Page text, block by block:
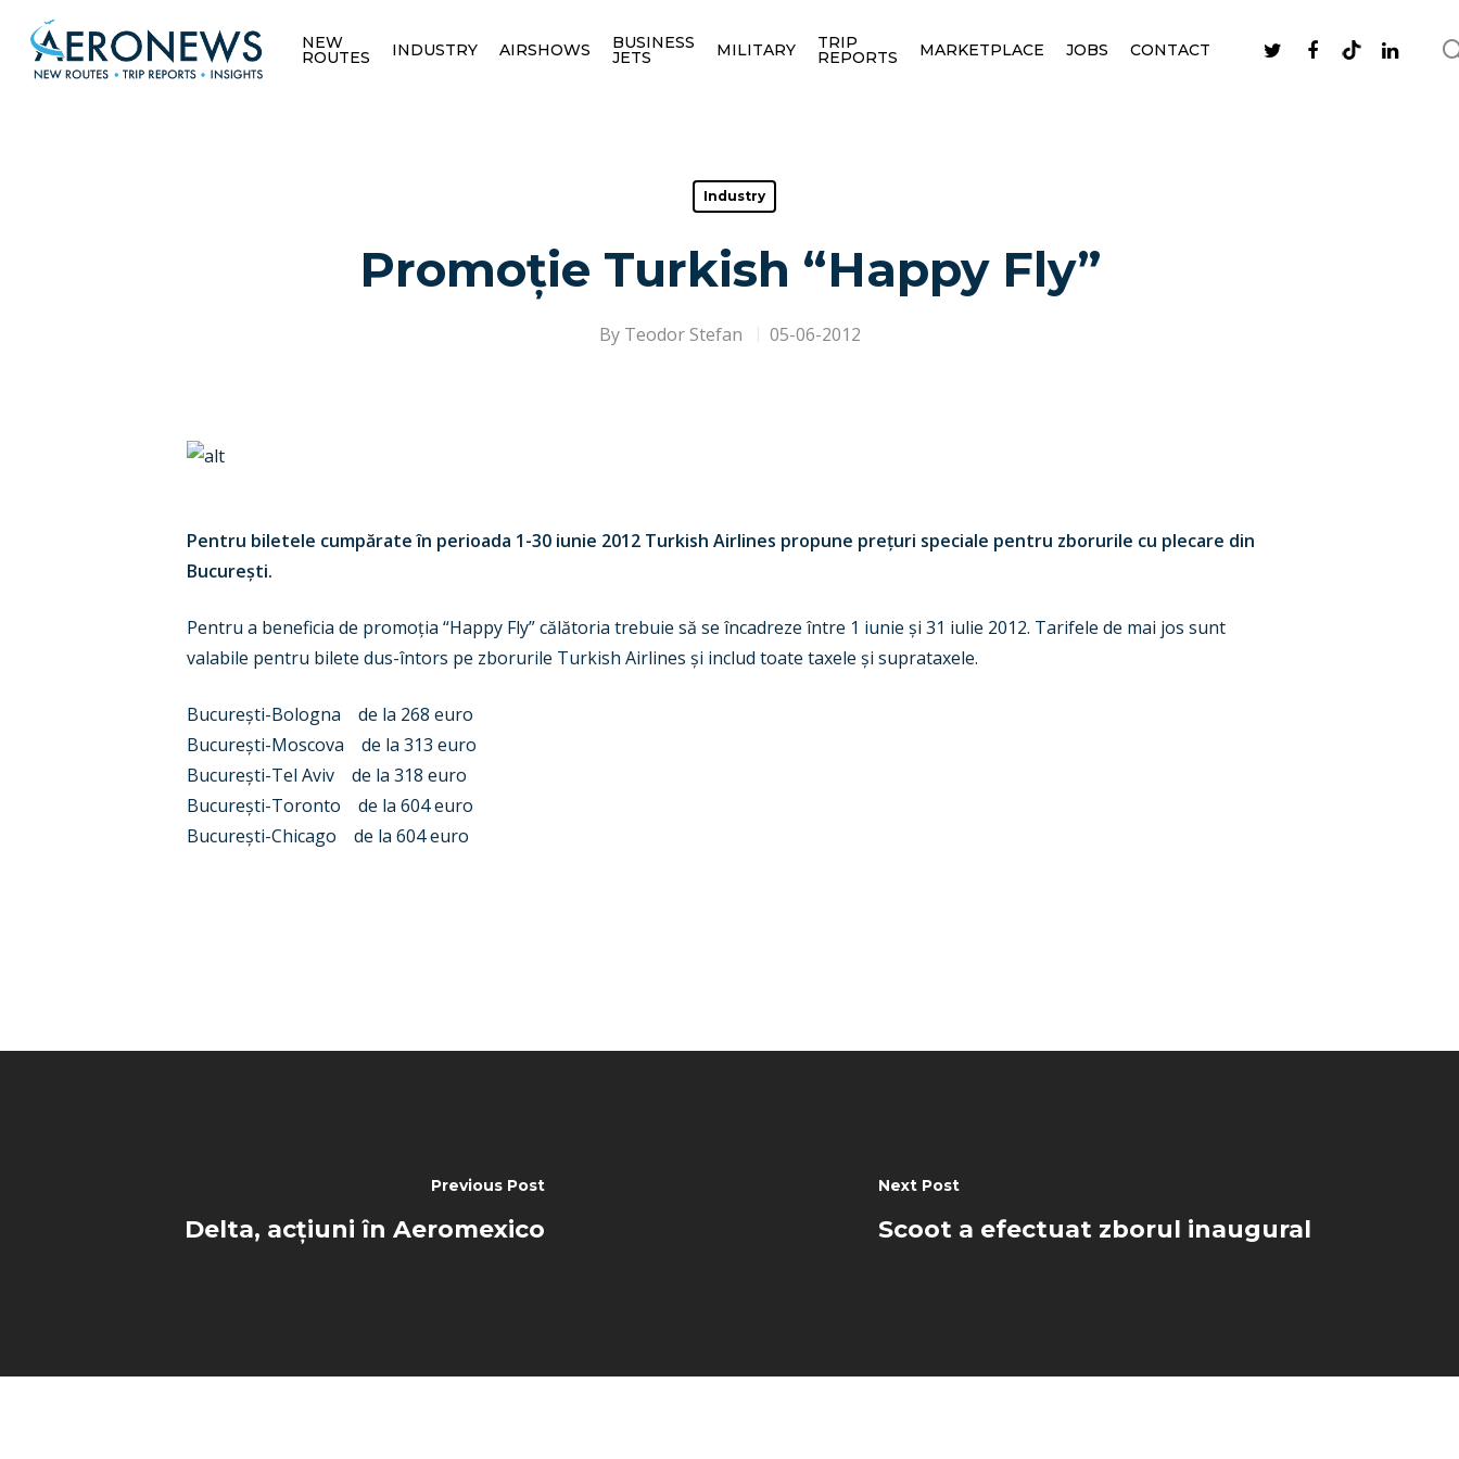
NEW
ROUTES INDUSTRY AIRSHOWS BUSINESS
JETS MILITARY TRIP
REPORTS MARKETPLACE JOBS CONTACT
Industry
Promoție Turkish “Happy Fly”
By Teodor Stefan 05-06-2012
Pentru biletele cumpărate în perioada 1-30 iunie 2012 Turkish Airlines propune prețuri speciale pentru zborurile cu plecare din
București.
Pentru a beneficia de promoția “Happy Fly” călătoria trebuie să se încadreze între 1 iunie și 31 iulie 2012. Tarifele de mai jos sunt
valabile pentru bilete dus-întors pe zborurile Turkish Airlines și includ toate taxele și suprataxele.
București-Bologna de la 268 euro
București-Moscova de la 313 euro
București-Tel Aviv de la 318 euro
București-Toronto de la 604 euro
București-Chicago de la 604 euro
Previous Post
Delta, acțiuni în Aeromexico
Next Post
Scoot a efectuat zborul inaugural